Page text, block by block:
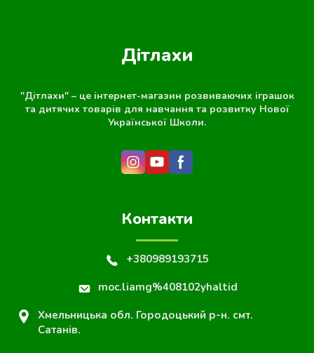
Дітлахи
"Дітлахи" – це інтернет-магазин розвиваючих іграшок
та дитячих товарів для навчання та розвитку Нової
Української Школи.
Контакти
+380989193715
moc.liamg%408102yhaltid
Хмельницька обл. Городоцький р-н. смт.
Сатанів.